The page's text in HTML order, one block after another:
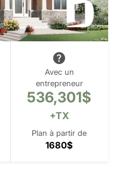
Avec un
entrepreneur
536,301$
+TX
Plan à partir de
1680$